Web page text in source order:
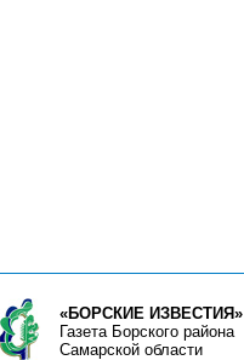
«БОРСКИЕ ИЗВЕСТИЯ»
Газета Борского района
Самарской области